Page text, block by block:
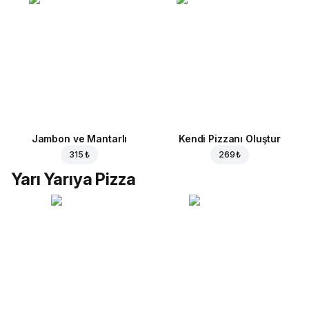
Jambon ve Mantarlı
315 ₺
Kendi Pizzanı Oluştur
269 ₺
Yarı Yarıya Pizza